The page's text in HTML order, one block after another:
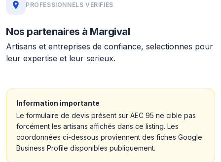
PROFESSIONNELS VERIFIES
Nos partenaires à Margival
Artisans et entreprises de confiance, selectionnes pour
leur expertise et leur serieux.
Information importante
Le formulaire de devis présent sur AEC 95 ne cible pas
forcément les artisans affichés dans ce listing. Les
coordonnées ci-dessous proviennent des fiches Google
Business Profile disponibles publiquement.